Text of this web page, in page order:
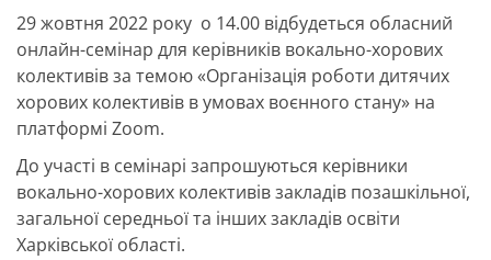
29 жовтня 2022 року о 14.00 відбудеться обласний
онлайн-семінар для керівників вокально-хорових
колективів за темою «Організація роботи дитячих
хорових колективів в умовах воєнного стану» на
платформі Zoom.
До участі в семінарі запрошуються керівники
вокально-хорових колективів закладів позашкільної,
загальної середньої та інших закладів освіти
Харківської області.